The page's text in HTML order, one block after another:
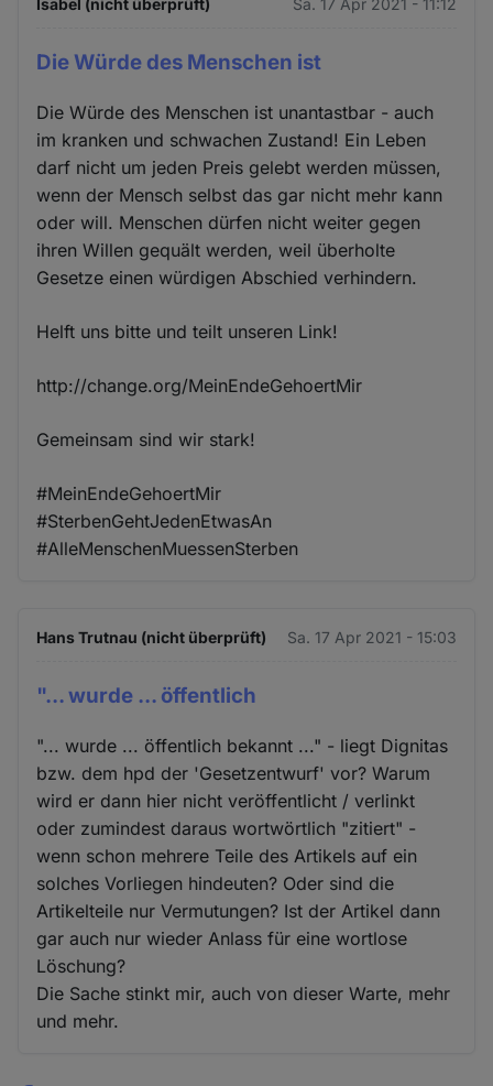
Isabel (nicht überprüft) Sa. 17 Apr 2021 - 11:12
Die Würde des Menschen ist
Die Würde des Menschen ist unantastbar - auch
im kranken und schwachen Zustand! Ein Leben
darf nicht um jeden Preis gelebt werden müssen,
wenn der Mensch selbst das gar nicht mehr kann
oder will. Menschen dürfen nicht weiter gegen
ihren Willen gequält werden, weil überholte
Gesetze einen würdigen Abschied verhindern.
Helft uns bitte und teilt unseren Link!
http://change.org/MeinEndeGehoertMir
Gemeinsam sind wir stark!
#MeinEndeGehoertMir
#SterbenGehtJedenEtwasAn
#AlleMenschenMuessenSterben
Hans Trutnau (nicht überprüft) Sa. 17 Apr 2021 - 15:03
"... wurde ... öffentlich
"... wurde ... öffentlich bekannt ..." - liegt Dignitas
bzw. dem hpd der 'Gesetzentwurf' vor? Warum
wird er dann hier nicht veröffentlicht / verlinkt
oder zumindest daraus wortwörtlich "zitiert" -
wenn schon mehrere Teile des Artikels auf ein
solches Vorliegen hindeuten? Oder sind die
Artikelteile nur Vermutungen? Ist der Artikel dann
gar auch nur wieder Anlass für eine wortlose
Löschung?
Die Sache stinkt mir, auch von dieser Warte, mehr
und mehr.